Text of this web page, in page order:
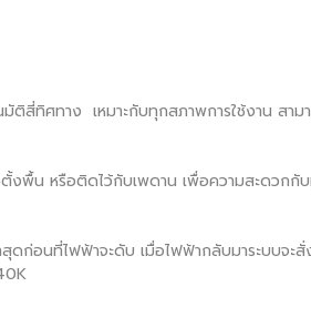
ศทาง เหมาะกับทุกสภาพการใช้งาน สาม
หรือติดไว้กับเพดาน เพื่อความสะดวกกับ
นที่ไฟฟ้าจะดับ เมื่อไฟฟ้ากลับมาระบบจะสั่ง